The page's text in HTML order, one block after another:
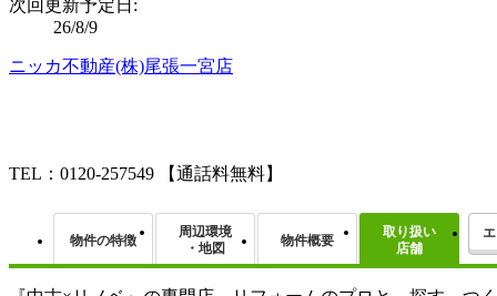
次回更新予定日:
26/8/9
ニッカ不動産(株)尾張一宮店
TEL：0120-257549 【通話料無料】
物件の特徴
周辺環境
・地図
物件概要
取り扱い
店舗